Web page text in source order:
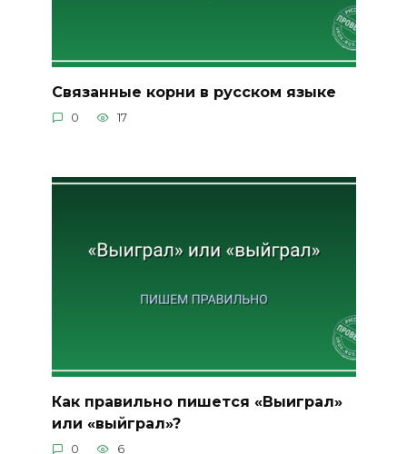
Связанные корни в русском языке
0 17
Как правильно пишется «Выиграл»
или «выйграл»?
0 6